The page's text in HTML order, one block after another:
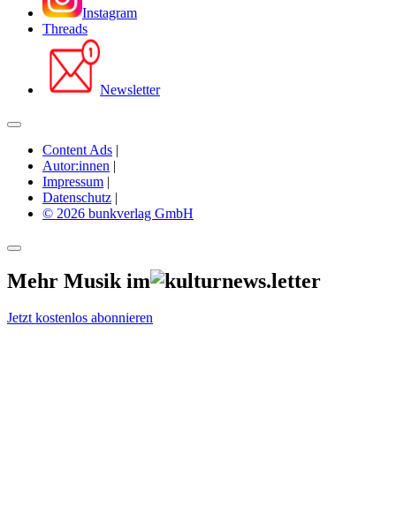
Instagram
Threads
Newsletter
Content Ads |
Autor:innen |
Impressum |
Datenschutz |
© 2026 bunkverlag GmbH
Mehr Musik im
Jetzt kostenlos abonnieren